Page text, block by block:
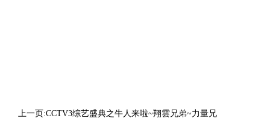
上一页:CCTV3综艺盛典之牛人来啦~翔雲兄弟~力量兄